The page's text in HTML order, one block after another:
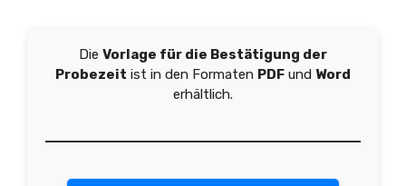
Die Vorlage für die Bestätigung der
Probezeit ist in den Formaten PDF und Word
erhältlich.